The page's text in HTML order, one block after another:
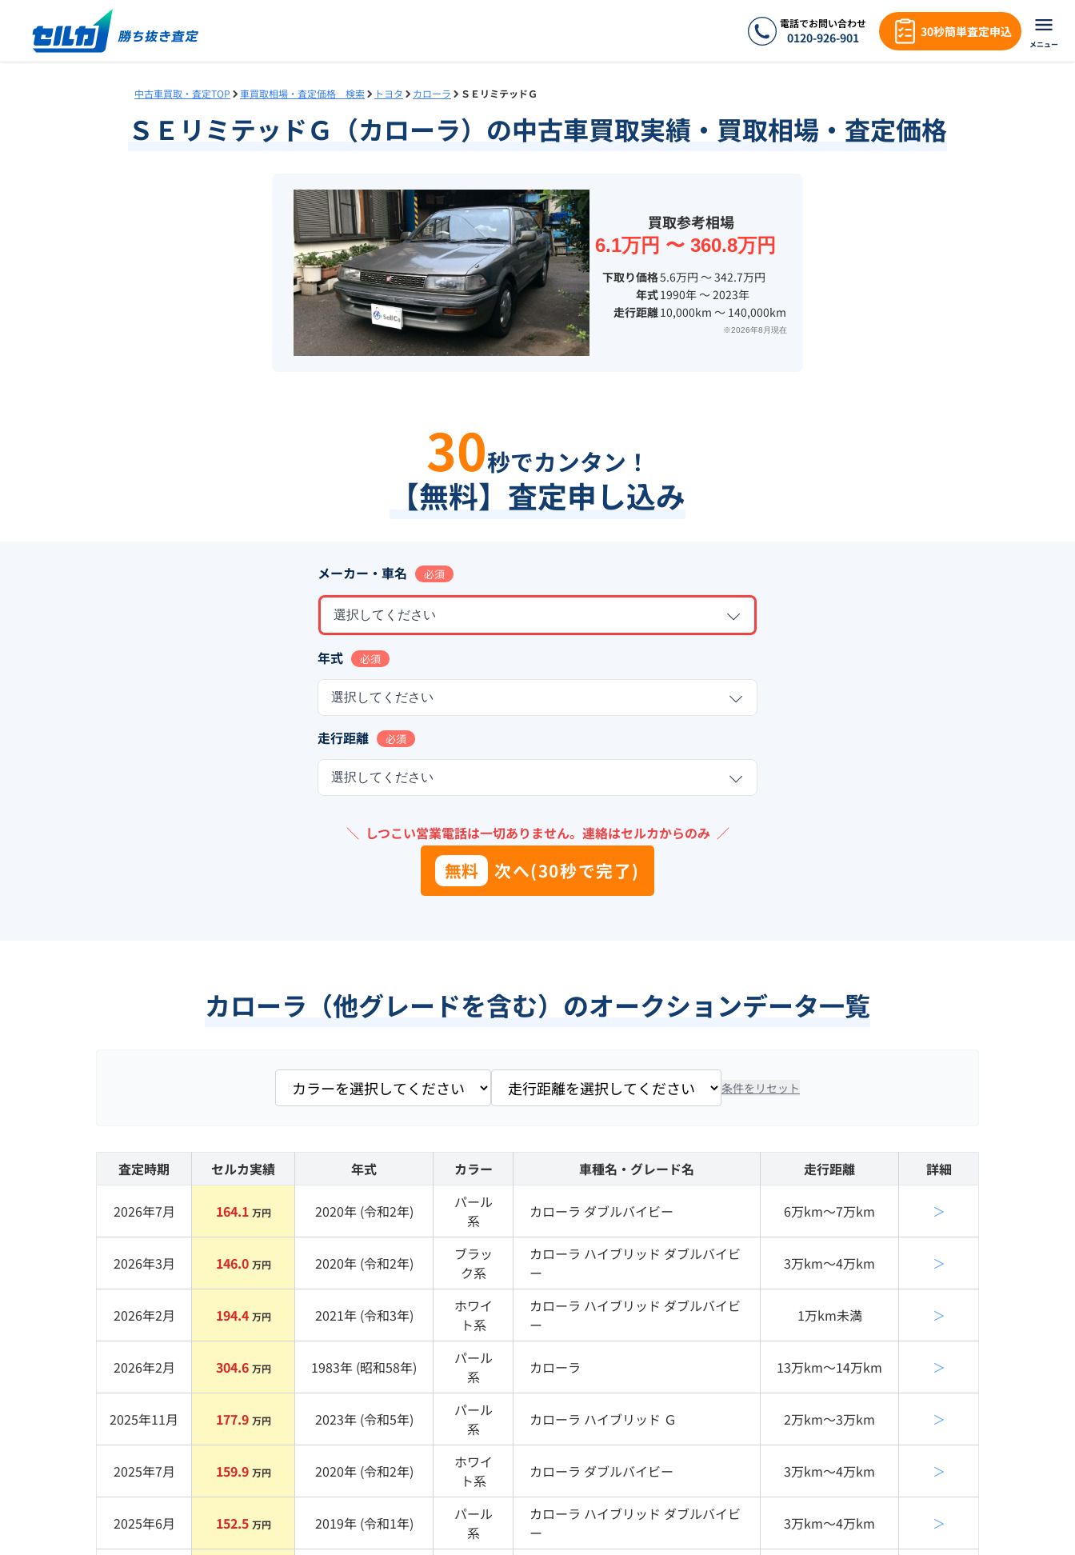
電話でお問い合わせ
0120-926-901 30秒簡単査定申込
メニュー
中古車買取・査定TOP 車買取相場・査定価格 検索 トヨタ カローラ ＳＥリミテッドＧ
ＳＥリミテッドＧ（カローラ）の中古車買取実績・買取相場・査定価格
買取参考相場
6.1万円 〜 360.8万円
下取り価格5.6万円 〜 342.7万円
年式1990年 〜 2023年
走行距離10,000km 〜 140,000km
※2026年8月現在
30秒でカンタン！
【無料】査定申し込み
メーカー・車名 必須
選択してください
年式 必須
選択してください
走行距離 必須
選択してください
＼ しつこい営業電話は一切ありません。 連絡はセルカからのみ ／
無料 次へ(30秒で完了)
カローラ（他グレードを含む）のオークションデータ一覧
条件をリセット
査定時期 セルカ実績 年式 カラー 車種名・グレード名 走行距離 詳細
2026年7月 164.1 万円 2020年 (令和2年)
パール
系
カローラ ダブルバイビー 6万km〜7万km ＞
2026年3月 146.0 万円 2020年 (令和2年)
ブラッ
ク系
カローラ ハイブリッド ダブルバイビ
ー
3万km〜4万km ＞
2026年2月 194.4 万円 2021年 (令和3年)
ホワイ
ト系
カローラ ハイブリッド ダブルバイビ
ー
1万km未満 ＞
2026年2月 304.6 万円 1983年 (昭和58年)
パール
系
カローラ 13万km〜14万km ＞
2025年11月 177.9 万円 2023年 (令和5年)
パール
系
カローラ ハイブリッド Ｇ 2万km〜3万km ＞
2025年7月 159.9 万円 2020年 (令和2年)
ホワイ
ト系 カローラ ダブルバイビー 3万km〜4万km ＞
2025年6月 152.5 万円 2019年 (令和1年)
パール
系
カローラ ハイブリッド ダブルバイビ
ー
3万km〜4万km ＞